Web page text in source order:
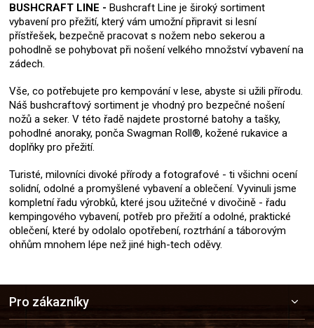
BUSHCRAFT LINE - Bushcraft Line je široký sortiment
vybavení pro přežití, který vám umožní připravit si lesní
přístřešek, bezpečně pracovat s nožem nebo sekerou a
pohodlně se pohybovat při nošení velkého množství vybavení na
zádech.
Vše, co potřebujete pro kempování v lese, abyste si užili přírodu.
Náš bushcraftový sortiment je vhodný pro bezpečné nošení
nožů a seker. V této řadě najdete prostorné batohy a tašky,
pohodlné anoraky, ponča Swagman Roll®, kožené rukavice a
doplňky pro přežití.
Turisté, milovníci divoké přírody a fotografové - ti všichni ocení
solidní, odolné a promyšlené vybavení a oblečení. Vyvinuli jsme
kompletní řadu výrobků, které jsou užitečné v divočině - řadu
kempingového vybavení, potřeb pro přežití a odolné, praktické
oblečení, které by odolalo opotřebení, roztrhání a táborovým
ohňům mnohem lépe než jiné high-tech oděvy.
Pro zákazníky